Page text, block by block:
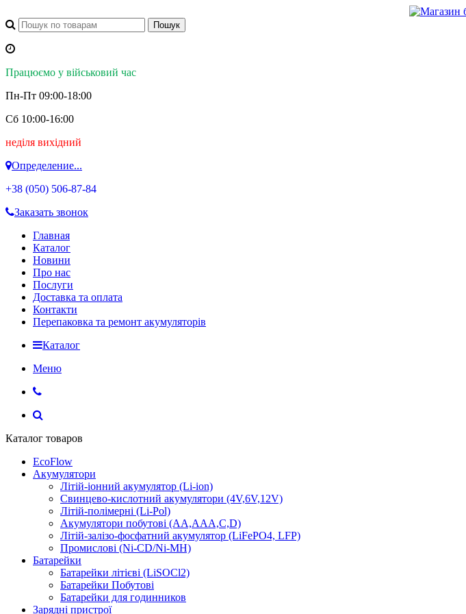
Працюємо у військовий час
Пн-Пт 09:00-18:00
Сб 10:00-16:00
неділя вихідний
Определение...
+38 (050) 506-87-84
Заказать звонок
Главная
Каталог
Новини
Про нас
Послуги
Доставка та оплата
Контакти
Перепаковка та ремонт акумуляторів
Каталог
Меню
Каталог товаров
EcoFlow
Акумулятори
Літій-іонний акумулятор (Li-ion)
Свинцево-кислотний акумулятори (4V,6V,12V)
Літій-полімерні (Li-Pol)
Акумулятори побутові (AA,AAA,C,D)
Літій-залізо-фосфатний акумулятор (LiFePO4, LFP)
Промислові (Ni-CD/Ni-MH)
Батарейки
Батарейки літієві (LiSOCl2)
Батарейки Побутові
Батарейки для годинников
Зарядні пристрої